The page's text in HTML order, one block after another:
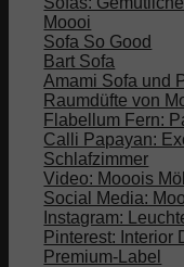
Moooi
Sofa So Good
Bart Sofa
Amami Sofa und
Raumdüfte von
Flabellum Fern:
Calli Papayan:
Schlafzimmer
Video: Mooois
Social Media:
Instagram:
Pinterest: Interior
Premium-Label